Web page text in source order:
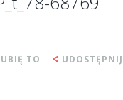
TO UDOSTĘPNIJ